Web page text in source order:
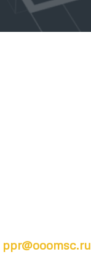
ppr@ooomsc.ru